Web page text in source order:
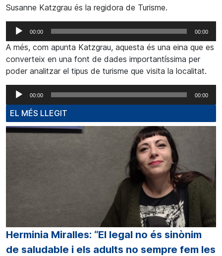
Susanne Katzgrau és la regidora de Turisme.
Reproductor
d'àudio
00:00 00:00
A més, com apunta Katzgrau, aquesta és una eina que es
converteix en una font de dades importantíssima per
poder analitzar el tipus de turisme que visita la localitat.
Reproductor
d'àudio
00:00 00:00
EL MÉS LLEGIT
Herminia Miralles: “El legal no és sinònim
de saludable i els adults no sempre fem les